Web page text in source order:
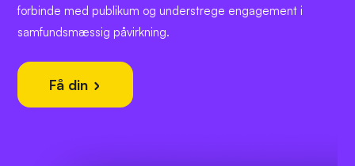
forbinde med publikum og understrege engagement i
samfundsmæssig påvirkning.
Få din